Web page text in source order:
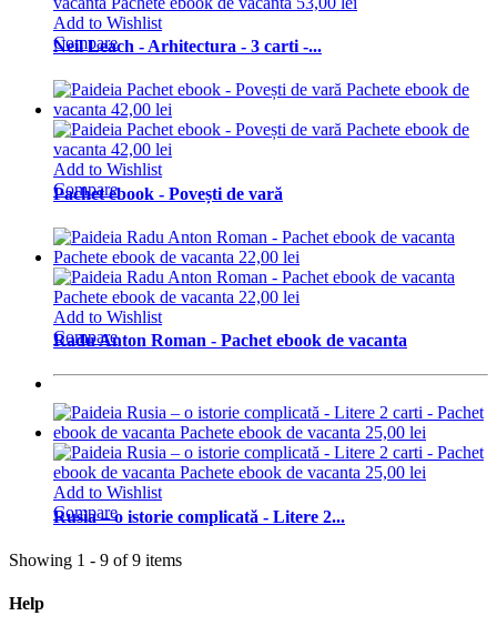
Add to Wishlist
Compare
Neil Leach - Arhitectura - 3 carti -...
Add to Wishlist
Compare
Pachet ebook - Povești de vară
Add to Wishlist
Compare
Radu Anton Roman - Pachet ebook de vacanta
Add to Wishlist
Compare
Rusia – o istorie complicată - Litere 2...
Showing 1 - 9 of 9 items
Help